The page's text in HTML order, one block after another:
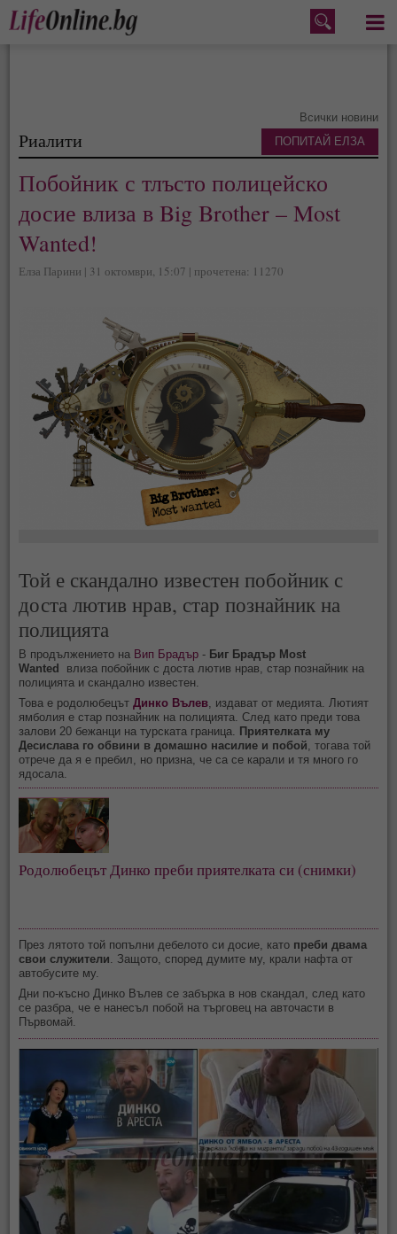
Меню
Всички новини
Риалити
Побойник с тлъсто полицейско
досие влиза в Big Brother – Most
Wanted!
Елза Парини | 31 октомври, 15:07 | прочетена: 11270
Той е скандално известен побойник с
доста лютив нрав, стар познайник на
полицията
В продължението на Вип Брадър - Биг Брадър Most
Wanted
влиза побойник с доста лютив нрав, стар познайник на
полицията и скандално известен.
Това е родолюбецът Динко Вълев, издават от медията. Лютият
ямболия е стар познайник на полицията. След като преди това
залови 20 бежанци на турската граница. Приятелката му
Десислава го обвини в домашно насилие и побой, тогава той
отрече да я е пребил, но призна, че са се карали и тя много го
ядосала.
Родолюбецът Динко преби приятелката си (снимки)
През лятото той попълни дебелото си досие, като преби двама
свои служители . Защото, според думите му, крали нафта от
автобусите му.
Дни по-късно Динко Вълев се забърка в нов скандал, след като
се разбра, че е нанесъл побой на търговец на авточасти в
Първомай.
ПОПИТАЙ ЕЛЗА